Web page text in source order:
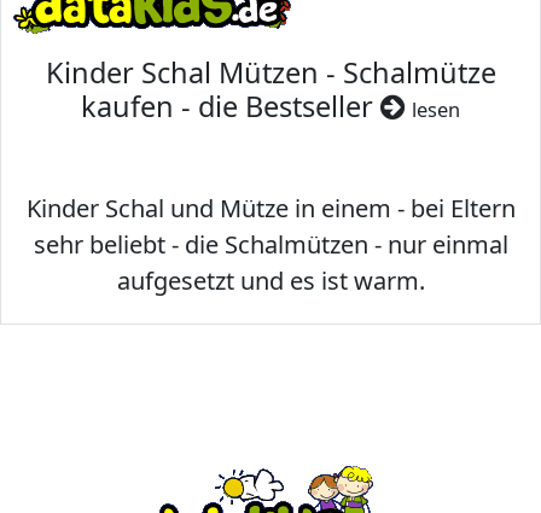
Kinder Schal Mützen - Schalmütze
kaufen - die Bestseller
lesen
Kinder Schal und Mütze in einem - bei Eltern
sehr beliebt - die Schalmützen - nur einmal
aufgesetzt und es ist warm.